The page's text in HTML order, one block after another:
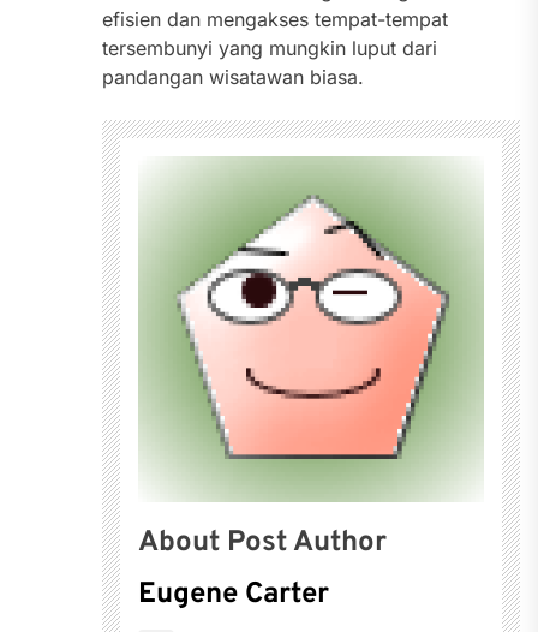
efisien dan mengakses tempat-tempat
tersembunyi yang mungkin luput dari
pandangan wisatawan biasa.
About Post Author
Eugene Carter